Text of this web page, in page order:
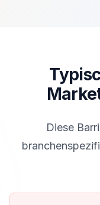
Diese